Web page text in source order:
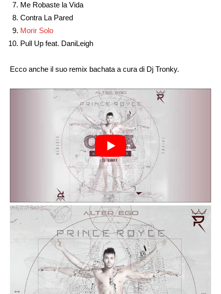
Me Robaste la Vida
Contra La Pared
Morir Solo
Pull Up feat. DaniLeigh
Ecco anche il suo remix bachata a cura di Dj Tronky.